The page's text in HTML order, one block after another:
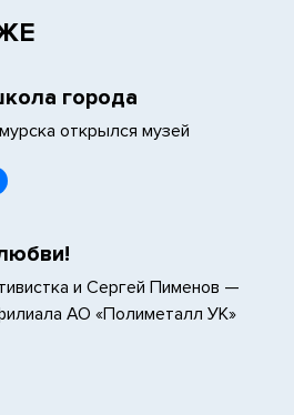
города
открылся музей
и Сергей Пименов —
АО «Полиметалл УК»